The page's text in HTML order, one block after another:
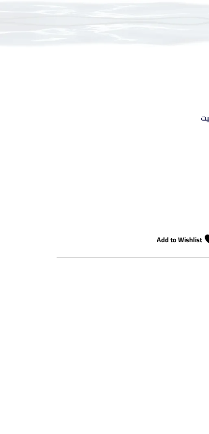
Add to Wishlist